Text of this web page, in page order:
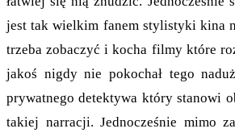
jest tak wielkim fanem stylistyki kina
trzeba zobaczyć i kocha filmy które
jakoś nigdy nie pokochał tego
prywatnego detektywa który stanowi
takiej narracji. Jednocześnie mimo